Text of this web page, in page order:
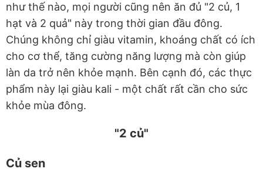
như thế nào, mọi người cũng nên ăn đủ "2 củ, 1
hạt và 2 quả" này trong thời gian đầu đông.
Chúng không chỉ giàu vitamin, khoáng chất có ích
cho cơ thể, tăng cường năng lượng mà còn giúp
làn da trở nên khỏe mạnh. Bên cạnh đó, các thực
phẩm này lại giàu kali - một chất rất cần cho sức
khỏe mùa đông.
"2 củ"
Củ sen